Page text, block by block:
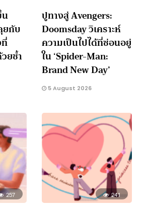
ยกับ
ยซ้ำ
ปูทางสู่ Avengers:
Doomsday วิเคราะห์
ความเป็นไปได้ที่ซ่อนอยู่
ใน ‘Spider-Man:
Brand New Day’
5 August 2026
257 241